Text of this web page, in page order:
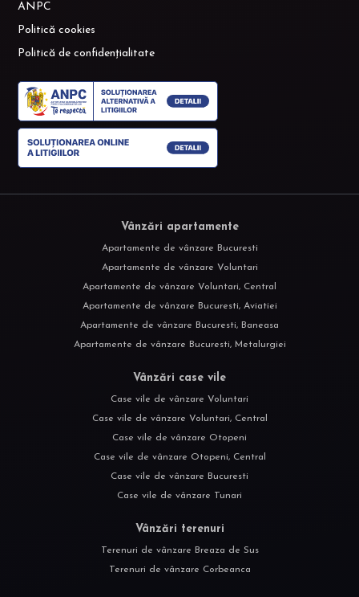
ANPC
Politică cookies
Politică de confidențialitate
Vânzări apartamente
Apartamente de vânzare Bucuresti
Apartamente de vânzare Voluntari
Apartamente de vânzare Voluntari, Central
Apartamente de vânzare Bucuresti, Aviatiei
Apartamente de vânzare Bucuresti, Baneasa
Apartamente de vânzare Bucuresti, Metalurgiei
Vânzări case vile
Case vile de vânzare Voluntari
Case vile de vânzare Voluntari, Central
Case vile de vânzare Otopeni
Case vile de vânzare Otopeni, Central
Case vile de vânzare Bucuresti
Case vile de vânzare Tunari
Vânzări terenuri
Terenuri de vânzare Breaza de Sus
Terenuri de vânzare Corbeanca